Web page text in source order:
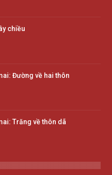
chiều
Đường về hai thôn
Trăng về thôn dã